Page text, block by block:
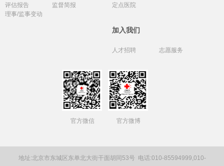
评估报告
监督简报
理事/监事变动
定点医院
加入我们
人才招聘 志愿服务
官方微信 官方微博
地址:北京市东城区东单北大街干面胡同53号 电话:010-85594999,010-